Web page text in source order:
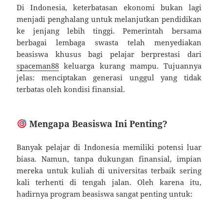
Di Indonesia, keterbatasan ekonomi bukan lagi
menjadi penghalang untuk melanjutkan pendidikan
ke jenjang lebih tinggi. Pemerintah bersama
berbagai lembaga swasta telah menyediakan
beasiswa khusus bagi pelajar berprestasi dari
spaceman88 keluarga kurang mampu. Tujuannya
jelas: menciptakan generasi unggul yang tidak
terbatas oleh kondisi finansial.
Mengapa Beasiswa Ini Penting?
Banyak pelajar di Indonesia memiliki potensi luar
biasa. Namun, tanpa dukungan finansial, impian
mereka untuk kuliah di universitas terbaik sering
kali terhenti di tengah jalan. Oleh karena itu,
hadirnya program beasiswa sangat penting untuk: